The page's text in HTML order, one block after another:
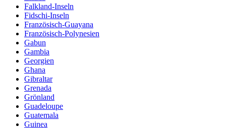
Falkland-Inseln
Fidschi-Inseln
Französisch-Guayana
Französisch-Polynesien
Gabun
Gambia
Georgien
Ghana
Gibraltar
Grenada
Grönland
Guadeloupe
Guatemala
Guinea